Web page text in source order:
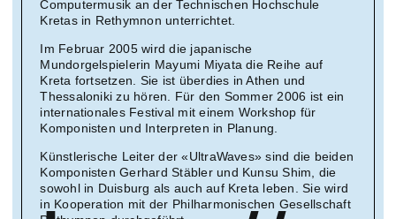
Computermusik an der Technischen Hochschule
Kretas in Rethymnon unterrichtet.
Im Februar 2005 wird die japanische
Mundorgelspielerin Mayumi Miyata die Reihe auf
Kreta fortsetzen. Sie ist überdies in Athen und
Thessaloniki zu hören. Für den Sommer 2006 ist ein
internationales Festival mit einem Workshop für
Komponisten und Interpreten in Planung.
Künstlerische Leiter der «UltraWaves» sind die beiden
Komponisten Gerhard Stäbler und Kunsu Shim, die
sowohl in Duisburg als auch auf Kreta leben. Sie wird
in Kooperation mit der Philharmonischen Gesellschaft